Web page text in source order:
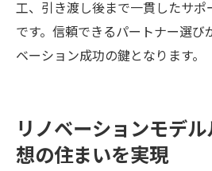
シンプルハウスの快適
モデルルームで体感す
中古物件のリノベーション
ームで体験
工、引き渡し後まで一貫したサ
です。信頼できるパートナー選び
ベーション成功の鍵となります。
リノベーションモデ
想の住まいを実現